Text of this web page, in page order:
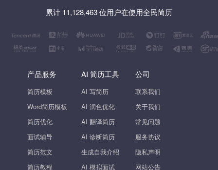
累计 11,128,463 位用户在使用全民简历
产品服务
简历模板
Word简历模板
简历优化
面试辅导
简历范文
简历教程
AI 简历工具
AI 写简历
AI 润色优化
AI 翻译简历
AI 诊断简历
生成自我介绍
AI 模拟面试
公司
联系我们
关于我们
常见问题
服务协议
隐私声明
网站公告